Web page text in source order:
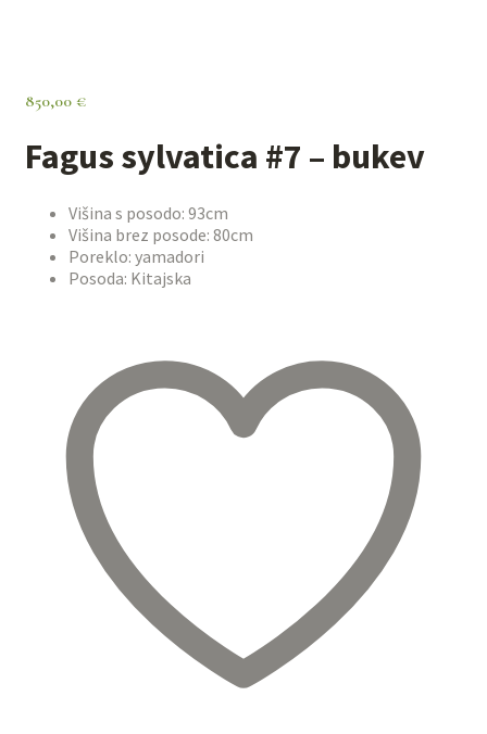
850,00 €
Fagus sylvatica #7 – bukev
Višina s posodo: 93cm
Višina brez posode: 80cm
Poreklo: yamadori
Posoda: Kitajska